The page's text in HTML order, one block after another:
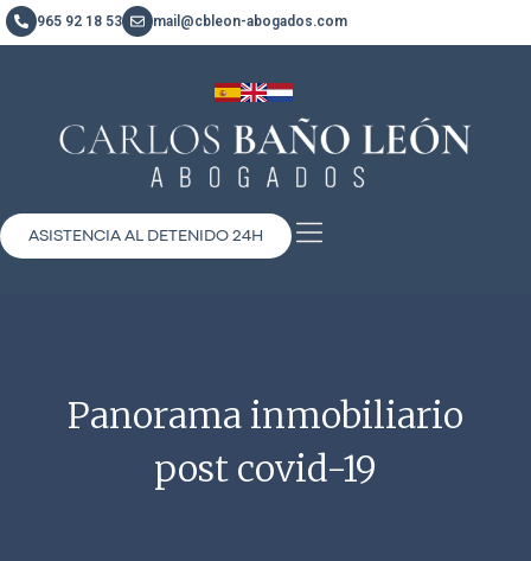
965 92 18 53 mail@cbleon-abogados.com
ASISTENCIA AL DETENIDO 24H
Panorama inmobiliario
post covid-19